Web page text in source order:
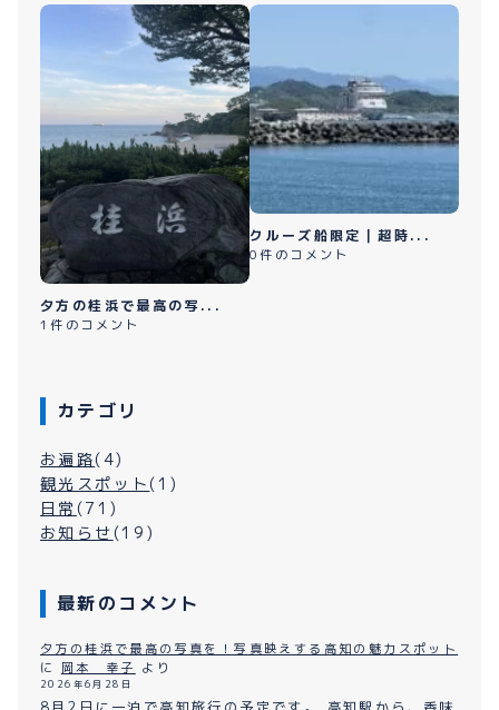
夕方の桂浜で最高の写...
1件のコメント
クルーズ船限定｜超時...
0件のコメント
カテゴリ
お遍路(4)
観光スポット (1)
日常 (71)
お知らせ (19)
最新のコメント
夕方の桂浜で最高の写真を！写真映えする高知の魅力スポット
に 岡本 幸子 より
2026年6月28日